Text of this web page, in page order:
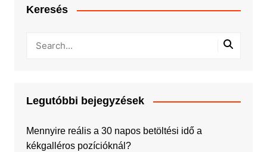
Keresés
Legutóbbi bejegyzések
Mennyire reális a 30 napos betöltési idő a
kékgalléros pozícióknál?